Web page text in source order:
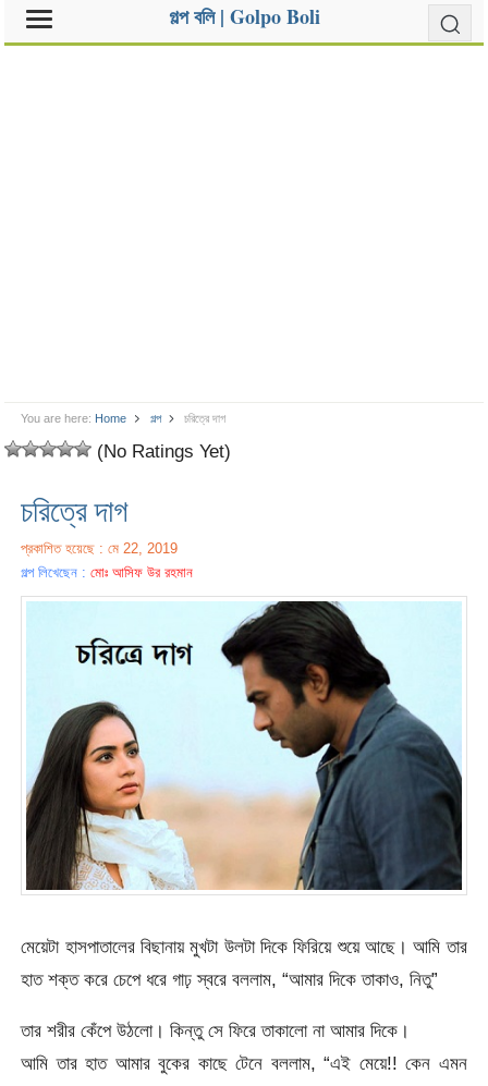
গল্প বলি | Golpo Boli
You are here: Home গল্প চরিত্রে দাগ
(No Ratings Yet)
চরিত্রে দাগ
প্রকাশিত হয়েছে : মে 22, 2019
গল্প লিখেছেন :মোঃ আসিফ উর রহমান
মেয়েটা হাসপাতালের বিছানায় মুখটা উলটা দিকে ফিরিয়ে শুয়ে আছে। আমি তার
হাত শক্ত করে চেপে ধরে গাঢ় স্বরে বললাম, “আমার দিকে তাকাও, নিতু”
তার শরীর কেঁপে উঠলো। কিন্তু সে ফিরে তাকালো না আমার দিকে।
আমি তার হাত আমার বুকের কাছে টেনে বললাম, “এই মেয়ে!! কেন এমন